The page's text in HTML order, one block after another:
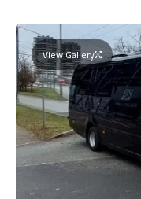
View Gallery